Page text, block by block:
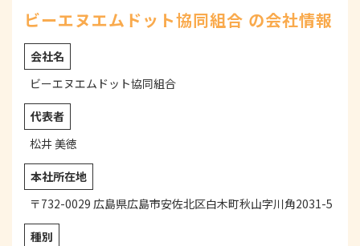
ビーエヌエムドット協同組合 の会社情報
会社名
ビーエヌエムドット協同組合
代表者
松井 美徳
本社所在地
〒732-0029 広島県広島市安佐北区白木町秋山字川角2031-5
種別